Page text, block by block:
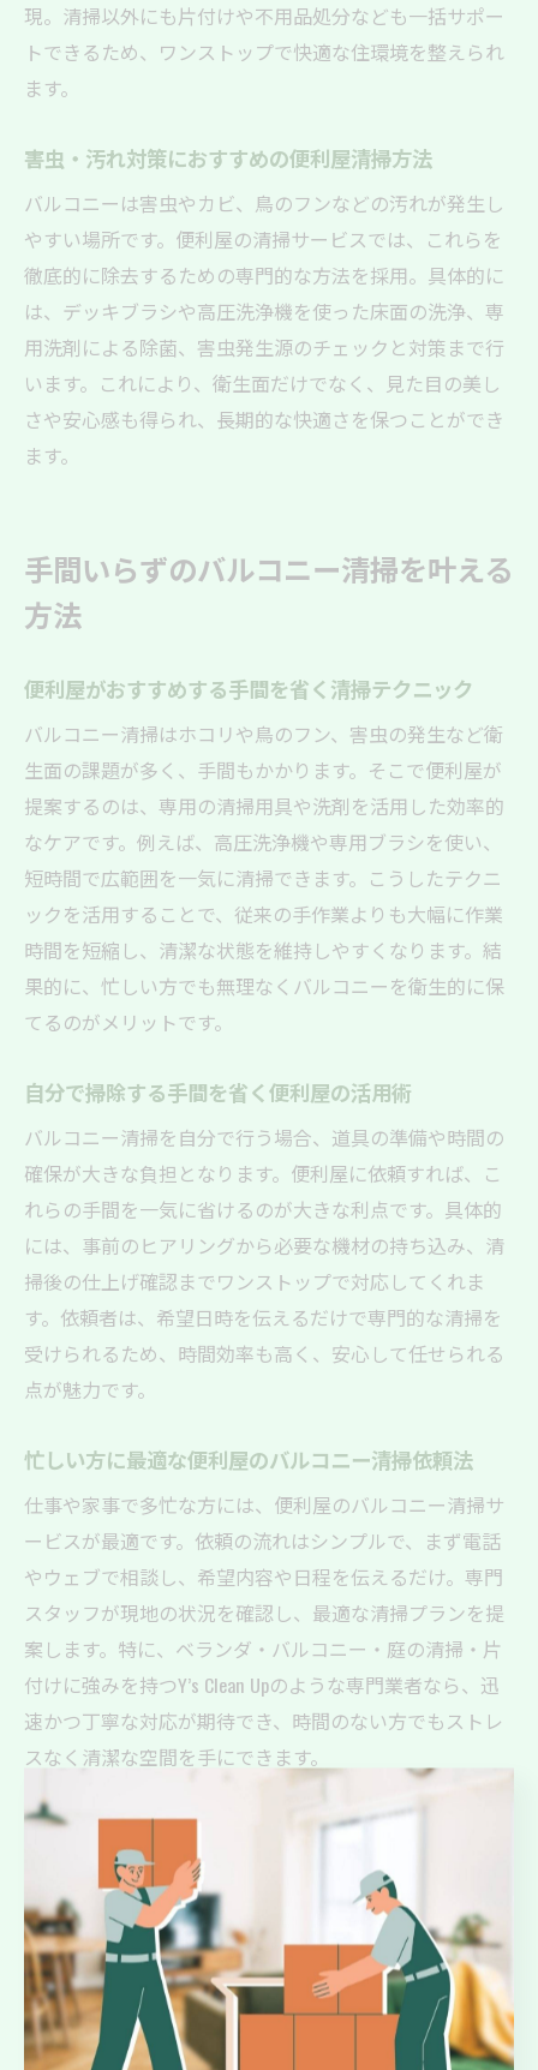
現。清掃以外にも片付けや不用品処分なども一括サポー
トできるため、ワンストップで快適な住環境を整えられ
ます。
害虫・汚れ対策におすすめの便利屋清掃方法
バルコニーは害虫やカビ、鳥のフンなどの汚れが発生し
やすい場所です。便利屋の清掃サービスでは、これらを
徹底的に除去するための専門的な方法を採用。具体的に
は、デッキブラシや高圧洗浄機を使った床面の洗浄、専
用洗剤による除菌、害虫発生源のチェックと対策まで行
います。これにより、衛生面だけでなく、見た目の美し
さや安心感も得られ、長期的な快適さを保つことができ
ます。
手間いらずのバルコニー清掃を叶える
方法
便利屋がおすすめする手間を省く清掃テクニック
バルコニー清掃はホコリや鳥のフン、害虫の発生など衛
生面の課題が多く、手間もかかります。そこで便利屋が
提案するのは、専用の清掃用具や洗剤を活用した効率的
なケアです。例えば、高圧洗浄機や専用ブラシを使い、
短時間で広範囲を一気に清掃できます。こうしたテクニ
ックを活用することで、従来の手作業よりも大幅に作業
時間を短縮し、清潔な状態を維持しやすくなります。結
果的に、忙しい方でも無理なくバルコニーを衛生的に保
てるのがメリットです。
自分で掃除する手間を省く便利屋の活用術
バルコニー清掃を自分で行う場合、道具の準備や時間の
確保が大きな負担となります。便利屋に依頼すれば、こ
れらの手間を一気に省けるのが大きな利点です。具体的
には、事前のヒアリングから必要な機材の持ち込み、清
掃後の仕上げ確認までワンストップで対応してくれま
す。依頼者は、希望日時を伝えるだけで専門的な清掃を
受けられるため、時間効率も高く、安心して任せられる
点が魅力です。
忙しい方に最適な便利屋のバルコニー清掃依頼法
仕事や家事で多忙な方には、便利屋のバルコニー清掃サ
ービスが最適です。依頼の流れはシンプルで、まず電話
やウェブで相談し、希望内容や日程を伝えるだけ。専門
スタッフが現地の状況を確認し、最適な清掃プランを提
案します。特に、ベランダ・バルコニー・庭の清掃・片
付けに強みを持つY’s Clean Upのような専門業者なら、迅
速かつ丁寧な対応が期待でき、時間のない方でもストレ
スなく清潔な空間を手にできます。
掃除の手間を軽減する便利屋サービスの流れ
便利屋によるバルコニー清掃は、依頼から完了まで無駄
のない流れが特徴です。まず、依頼内容を伝えると現地
確認が行われ、清掃計画が立てられます。次に、専門ス
タッフが必要な機材を準備し、当日は効率的に作業を進
行。最後に仕上がりを確認し、依頼者の要望に応じて追
加対応も可能です。この一連の流れにより、利用者は手